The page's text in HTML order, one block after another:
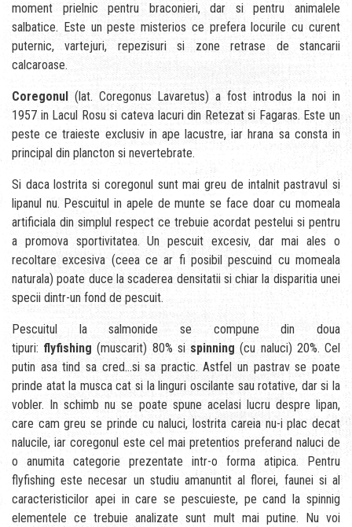
moment prielnic pentru braconieri, dar si pentru animalele
salbatice. Este un peste misterios ce prefera locurile cu curent
puternic, vartejuri, repezisuri si zone retrase de stancarii
calcaroase.
Coregonul
(lat. Coregonus Lavaretus) a fost introdus la noi in
1957 in Lacul Rosu si cateva lacuri din Retezat si Fagaras. Este un
peste ce traieste exclusiv in ape lacustre, iar hrana sa consta in
principal din plancton si nevertebrate.
Si daca lostrita si coregonul sunt mai greu de intalnit pastravul si
lipanul nu. Pescuitul in apele de munte se face doar cu momeala
artificiala din simplul respect ce trebuie acordat pestelui si pentru
a promova sportivitatea. Un pescuit excesiv, dar mai ales o
recoltare excesiva (ceea ce ar fi posibil pescuind cu momeala
naturala) poate duce la scaderea densitatii si chiar la disparitia unei
specii dintr-un fond de pescuit.
Pescuitul la salmonide se compune din doua
tipuri: flyfishing (muscarit) 80% sispinning (cu naluci) 20%. Cel
putin asa tind sa cred…si sa practic. Astfel un pastrav se poate
prinde atat la musca cat si la linguri oscilante sau rotative, dar si la
vobler. In schimb nu se poate spune acelasi lucru despre lipan,
care cam greu se prinde cu naluci, lostrita careia nu-i plac decat
nalucile, iar coregonul este cel mai pretentios preferand naluci de
o anumita categorie prezentate intr-o forma atipica. Pentru
flyfishing este necesar un studiu amanuntit al florei, faunei si al
caracteristicilor apei in care se pescuieste, pe cand la spinnig
elementele ce trebuie analizate sunt mult mai putine. Nu voi